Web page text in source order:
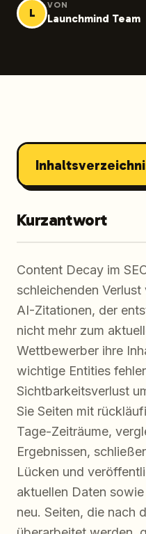
L
VON
Launchmind Team
Kurzantwort
Content Decay im
schleichenden
AI-Zitationen, der
nicht mehr zum
Wettbewerber ihre
wichtige Entities
Sichtbarkeitsverlust
Sie Seiten mit
Tage-Zeiträume,
Ergebnissen,
Lücken und
aktuellen Daten
neu. Seiten, die nach